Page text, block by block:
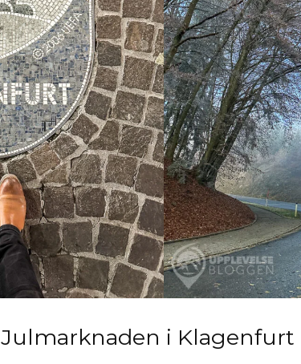
Julmarknaden i Klagenfurt